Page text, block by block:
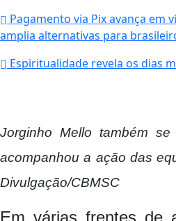
Pagamento via Pix avança em
amplia alternativas para
Espiritualidade revela os dias
Jorginho Mello também
acompanhou a ação das
Divulgação/CBMSC
Em várias frentes de